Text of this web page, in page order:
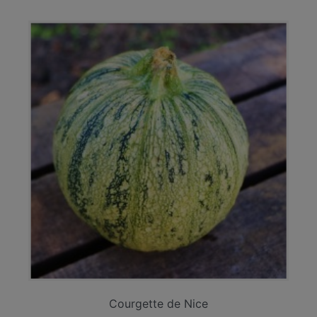
Courgette de Nice